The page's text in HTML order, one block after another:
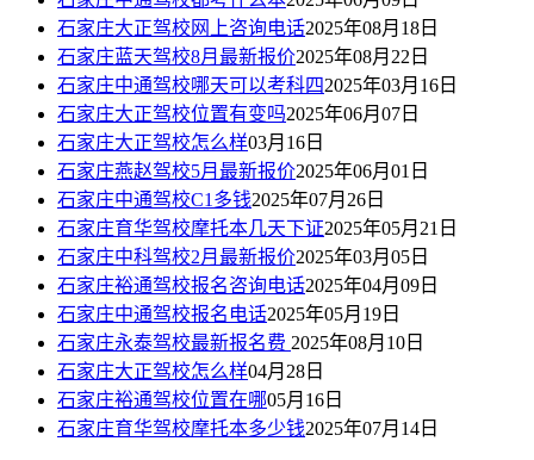
石家庄大正驾校网上咨询电话2025年08月18日
石家庄蓝天驾校8月最新报价2025年08月22日
石家庄中通驾校哪天可以考科四2025年03月16日
石家庄大正驾校位置有变吗2025年06月07日
石家庄大正驾校怎么样03月16日
石家庄燕赵驾校5月最新报价2025年06月01日
石家庄中通驾校C1多钱2025年07月26日
石家庄育华驾校摩托本几天下证2025年05月21日
石家庄中科驾校2月最新报价2025年03月05日
石家庄裕通驾校报名咨询电话2025年04月09日
石家庄中通驾校报名电话2025年05月19日
石家庄永泰驾校最新报名费 2025年08月10日
石家庄大正驾校怎么样04月28日
石家庄裕通驾校位置在哪05月16日
石家庄育华驾校摩托本多少钱2025年07月14日